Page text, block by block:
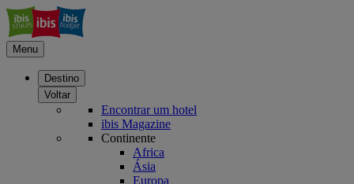
Menu
Destino
Voltar
Encontrar um hotel
ibis Magazine
Continente
Africa
Ásia
Europa